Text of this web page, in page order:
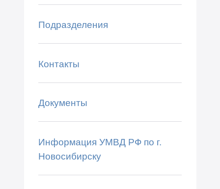
Подразделения
Контакты
Документы
Информация УМВД РФ по г.
Новосибирску